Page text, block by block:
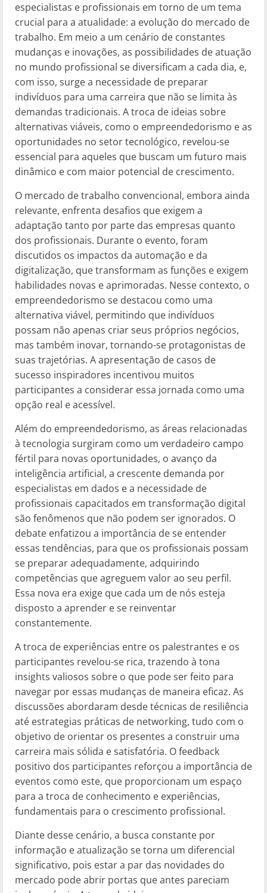
especialistas e profissionais em torno de um tema
crucial para a atualidade: a evolução do mercado de
trabalho. Em meio a um cenário de constantes
mudanças e inovações, as possibilidades de atuação
no mundo profissional se diversificam a cada dia, e,
com isso, surge a necessidade de preparar
indivíduos para uma carreira que não se limita às
demandas tradicionais. A troca de ideias sobre
alternativas viáveis, como o empreendedorismo e as
oportunidades no setor tecnológico, revelou-se
essencial para aqueles que buscam um futuro mais
dinâmico e com maior potencial de crescimento.
O mercado de trabalho convencional, embora ainda
relevante, enfrenta desafios que exigem a
adaptação tanto por parte das empresas quanto
dos profissionais. Durante o evento, foram
discutidos os impactos da automação e da
digitalização, que transformam as funções e exigem
habilidades novas e aprimoradas. Nesse contexto, o
empreendedorismo se destacou como uma
alternativa viável, permitindo que indivíduos
possam não apenas criar seus próprios negócios,
mas também inovar, tornando-se protagonistas de
suas trajetórias. A apresentação de casos de
sucesso inspiradores incentivou muitos
participantes a considerar essa jornada como uma
opção real e acessível.
Além do empreendedorismo, as áreas relacionadas
à tecnologia surgiram como um verdadeiro campo
fértil para novas oportunidades, o avanço da
inteligência artificial, a crescente demanda por
especialistas em dados e a necessidade de
profissionais capacitados em transformação digital
são fenômenos que não podem ser ignorados. O
debate enfatizou a importância de se entender
essas tendências, para que os profissionais possam
se preparar adequadamente, adquirindo
competências que agreguem valor ao seu perfil.
Essa nova era exige que cada um de nós esteja
disposto a aprender e se reinventar
constantemente.
A troca de experiências entre os palestrantes e os
participantes revelou-se rica, trazendo à tona
insights valiosos sobre o que pode ser feito para
navegar por essas mudanças de maneira eficaz. As
discussões abordaram desde técnicas de resiliência
até estrategias práticas de networking, tudo com o
objetivo de orientar os presentes a construir uma
carreira mais sólida e satisfatória. O feedback
positivo dos participantes reforçou a importância de
eventos como este, que proporcionam um espaço
para a troca de conhecimento e experiências,
fundamentais para o crescimento profissional.
Diante desse cenário, a busca constante por
informação e atualização se torna um diferencial
significativo, pois estar a par das novidades do
mercado pode abrir portas que antes pareciam